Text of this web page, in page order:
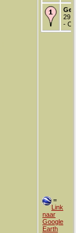
29
-
=
Link
naar
Google
Earth